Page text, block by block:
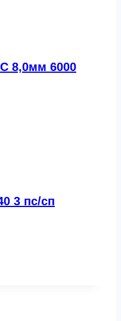
8,0мм 6000
3 пс/сп